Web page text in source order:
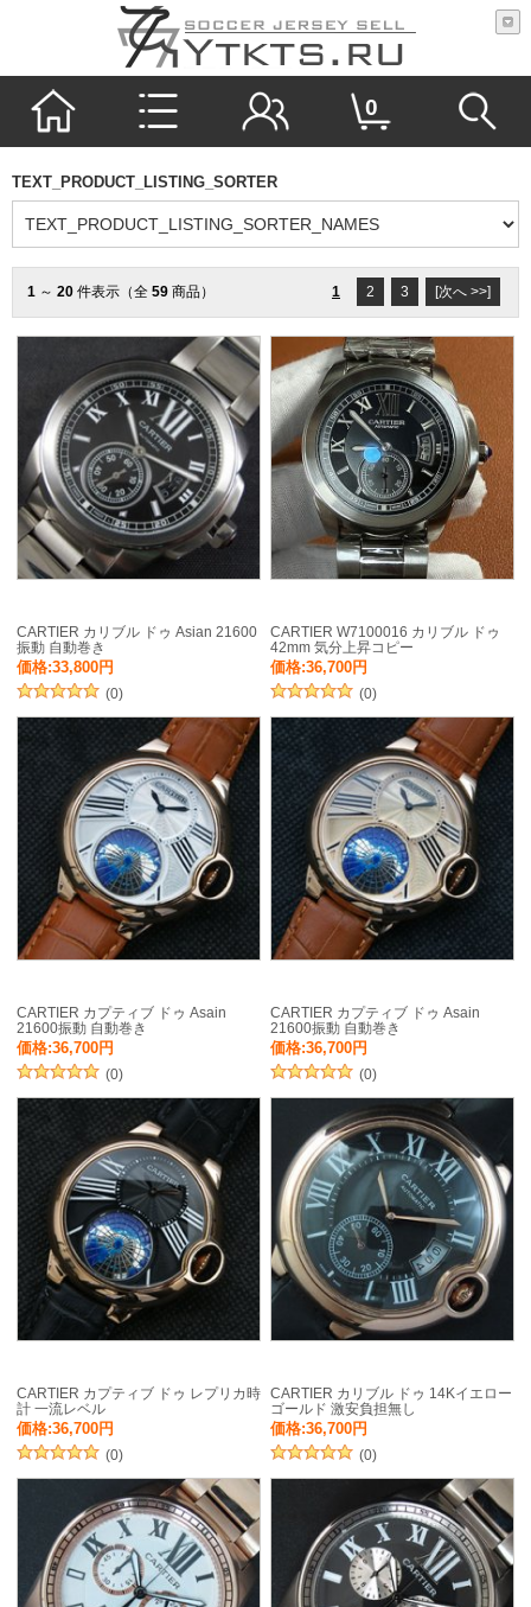
0
TEXT_PRODUCT_LISTING_SORTER
1 ～ 20 件表示（全 59 商品） 1 2 3 [次へ >>]
CARTIER カリブル ドゥ Asian 21600
振動 自動巻き
価格:33,800円
(0)
CARTIER W7100016 カリブル ドゥ
42mm 気分上昇コピー
価格:36,700円
(0)
CARTIER カプティブ ドゥ Asain
21600振動 自動巻き
価格:36,700円
(0)
CARTIER カプティブ ドゥ Asain
21600振動 自動巻き
価格:36,700円
(0)
CARTIER カプティブ ドゥ レプリカ時
計 一流レベル
価格:36,700円
(0)
CARTIER カリブル ドゥ 14Kイエロー
ゴールド 激安負担無し
価格:36,700円
(0)